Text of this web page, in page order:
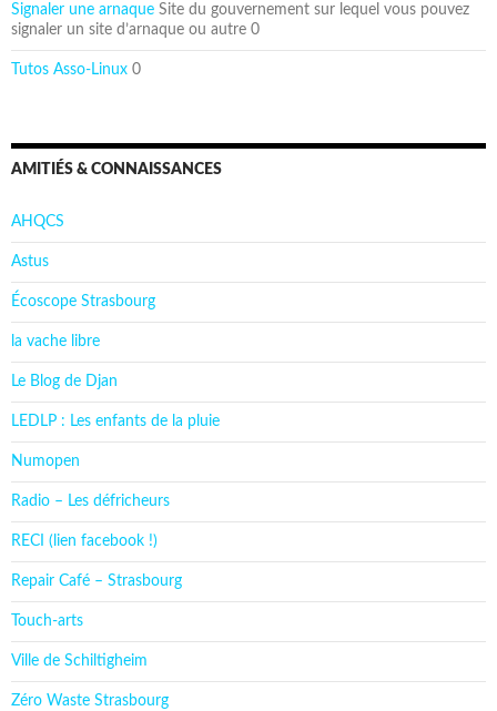
Signaler une arnaque Site du gouvernement sur lequel vous pouvez
signaler un site d’arnaque ou autre 0
Tutos Asso-Linux 0
AMITIÉS & CONNAISSANCES
AHQCS
Astus
Écoscope Strasbourg
la vache libre
Le Blog de Djan
LEDLP : Les enfants de la pluie
Numopen
Radio – Les défricheurs
RECI (lien facebook !)
Repair Café – Strasbourg
Touch-arts
Ville de Schiltigheim
Zéro Waste Strasbourg